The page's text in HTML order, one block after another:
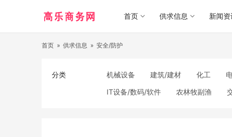
首页 供求信息 新闻资
首页 » 供求信息 » 安全/防护
分类 机械设备 建筑/建材 化工
IT设备/数码/软件
农林牧副渔